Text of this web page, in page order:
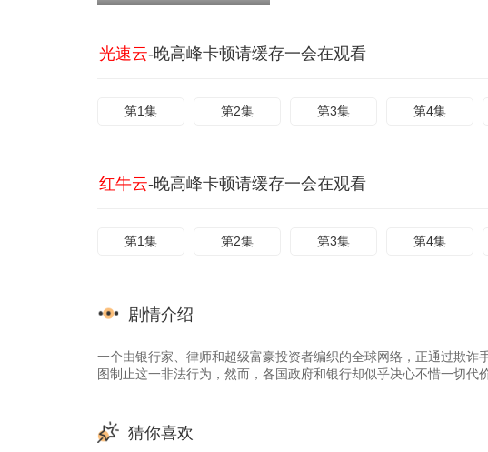
光速云-晚高峰卡顿请缓存一会在观看
第1集 第2集 第3集 第4集
红牛云-晚高峰卡顿请缓存一会在观看
第1集 第2集 第3集 第4集
剧情介绍
一个由银行家、律师和超级富豪投资者编织的全球网络，正通过欺
图制止这一非法行为，然而，各国政府和银行却似乎决心不惜一切代
猜你喜欢